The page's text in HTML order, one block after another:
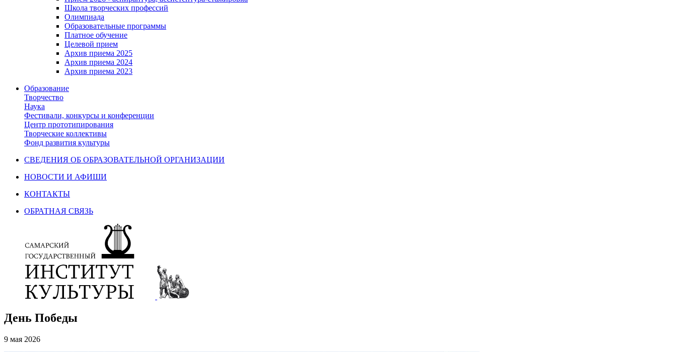
Школа творческих профессий
Олимпиада
Образовательные программы
Платное обучение
Целевой прием
Архив приема 2025
Архив приема 2024
Архив приема 2023
Образование
Творчество
Наука
Фестивали, конкурсы и конференции
Центр прототипирования
Творческие коллективы
Фонд развития культуры
СВЕДЕНИЯ ОБ ОБРАЗОВАТЕЛЬНОЙ ОРГАНИЗАЦИИ
НОВОСТИ И АФИШИ
КОНТАКТЫ
ОБРАТНАЯ СВЯЗЬ
День Победы
9 мая 2026